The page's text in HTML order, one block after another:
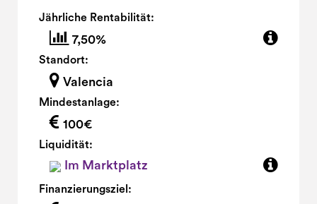
Jährliche Rentabilität:
7,50%
Standort:
Valencia
Mindestanlage:
100€
Liquidität:
Im Marktplatz
Finanzierungsziel: